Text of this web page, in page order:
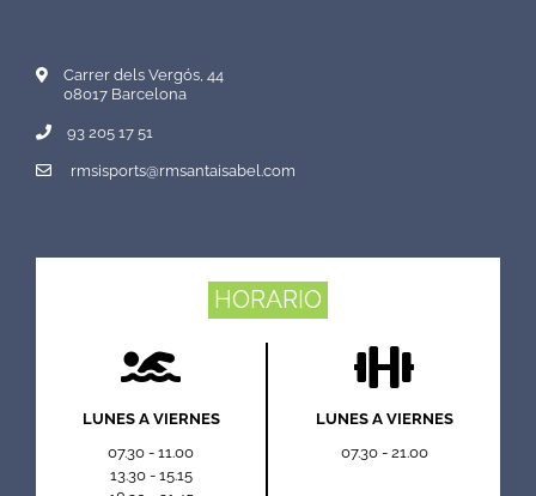
Carrer dels Vergós, 44
08017 Barcelona
93 205 17 51
rmsisports@rmsantaisabel.com
HORARIO
LUNES A VIERNES
07.30 - 11.00
13.30 - 15.15
LUNES A VIERNES
07.30 - 21.00